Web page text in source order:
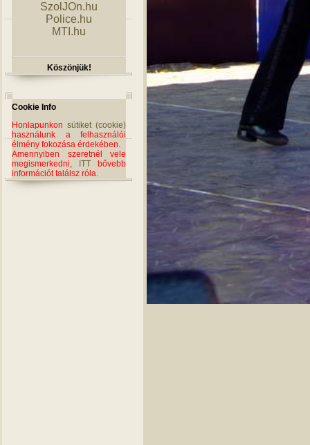
SzolJOn.hu
Police.hu
MTI.hu
Köszönjük!
Cookie Info
Honlapunkon sütiket (cookie)
használunk a felhasználói
élmény fokozása érdekében.
Amennyiben szeretnél vele
megismerkedni,
ITT bővebb
információt találsz róla.